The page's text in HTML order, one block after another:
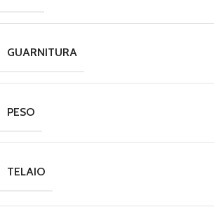
GUARNITURA
PESO
TELAIO